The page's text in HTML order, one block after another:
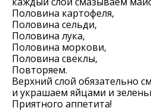
Половина картофеля,
Половина сельди,
Половина лука,
Половина моркови,
Половина свеклы,
Повторяем.
Верхний слой обязательно
и украшаем яйцами и
Приятного аппетита!